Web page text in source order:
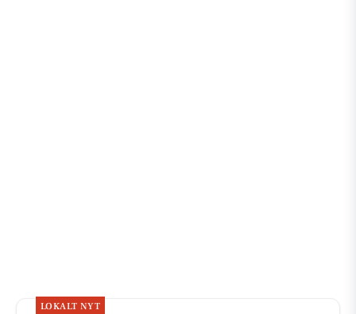
LOKALT NYT